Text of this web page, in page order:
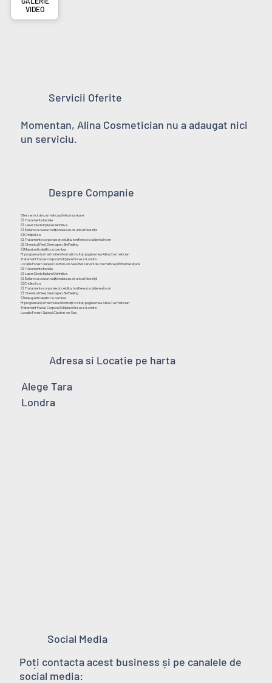
VIDEO
Servicii Oferite
Momentan, Alina Cosmetician nu a adaugat nici
un serviciu.
Despre Companie
Ofer servicii de cosmetica și înfrumusețare:
💥 Tratamente faciale
💥 Laser Diode Epilare Definitiva
💥 Epilare cu ceara tradițională sau de unica folosință
💥Criolipoliza
💥 Tratamente corporale pt celulita, tonifiere și scăderea în cm
💥 Chemical Peel, Dermapen, BioPeeling
💥Masaj anticelulitic cu bambus
Pt programari și mai multe informații vizitați pagina mea Alina Cosmetician
Tratament Facial-Corporal Si Epilare Essex si Londra
Locație Forest Gate și Clacton-on-SeaOfer servicii de cosmetica și înfrumusețare:
💥 Tratamente faciale
💥 Laser Diode Epilare Definitiva
💥 Epilare cu ceara tradițională sau de unica folosință
💥Criolipoliza
💥 Tratamente corporale pt celulita, tonifiere și scăderea în cm
💥 Chemical Peel, Dermapen, BioPeeling
💥Masaj anticelulitic cu bambus
Pt programari și mai multe informații vizitați pagina mea Alina Cosmetician
Tratament Facial-Corporal Si Epilare Essex si Londra
Locație Forest Gate și Clacton-on-Sea
Social Media
Poți contacta acest business și pe canalele de
social media:
Adresa si Locatie pe harta
Londra
Alege Tara